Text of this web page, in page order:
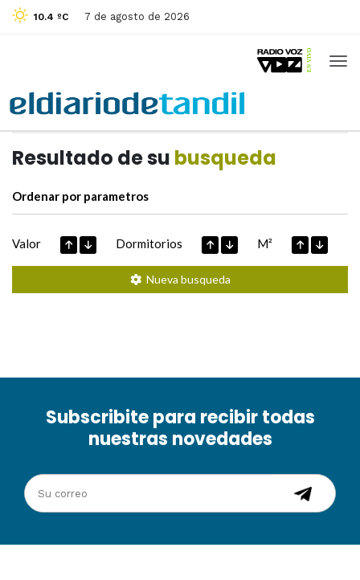
10.4 ºC 7 de agosto de 2026
Resultado de su busqueda
Ordenar por parametros
Valor Dormitorios M²
Nueva busqueda
Subscribite para recibir todas
nuestras novedades